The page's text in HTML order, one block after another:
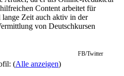
Content arbeitet für
Zeit auch aktiv in der
von Deutschkursen
FB/Twitter
(Alle anzeigen)